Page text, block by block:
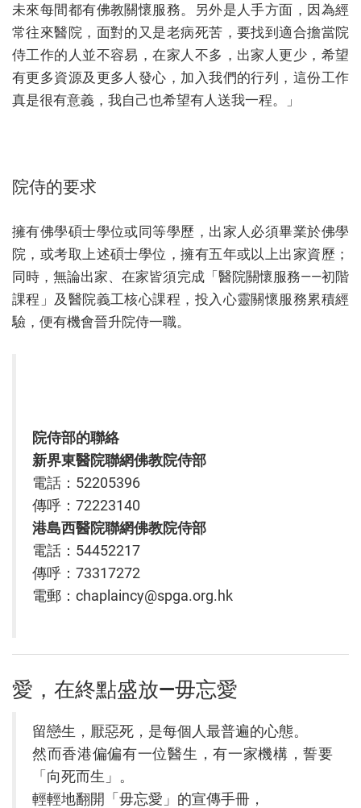
未來每間都有佛教關懷服務。另外是人手方面，因為經
常往來醫院，面對的又是老病死苦，要找到適合擔當院
侍工作的人並不容易，在家人不多，出家人更少，希望
有更多資源及更多人發心，加入我們的行列，這份工作
真是很有意義，我自己也希望有人送我一程。」
院侍的要求
擁有佛學碩士學位或同等學歷，出家人必須畢業於佛學
院，或考取上述碩士學位，擁有五年或以上出家資歷；
同時，無論出家、在家皆須完成「醫院關懷服務——初階
課程」及醫院義工核心課程，投入心靈關懷服務累積經
驗，便有機會晉升院侍一職。
院侍部的聯絡
新界東醫院聯網佛教院侍部
電話：52205396
傳呼：72223140
港島西醫院聯網佛教院侍部
電話：54452217
傳呼：73317272
電郵： chaplaincy@spga.org.hk
愛，在終點盛放—毋忘愛
留戀生，厭惡死，是每個人最普遍的心態。
然而香港偏偏有一位醫生，有一家機構，誓要
「向死而生」。
輕輕地翻開「毋忘愛」的宣傳手冊，